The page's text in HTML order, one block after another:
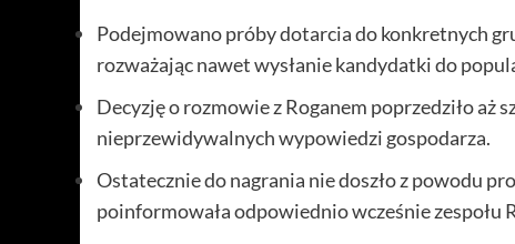
Podejmowano próby dotarcia do konkretnych
rozważając nawet wysłanie kandydatki do
Decyzję o rozmowie z Roganem poprzedziło aż
nieprzewidywalnych wypowiedzi gospodarza.
Ostatecznie do nagrania nie doszło z powodu
poinformowała odpowiednio wcześnie zespołu